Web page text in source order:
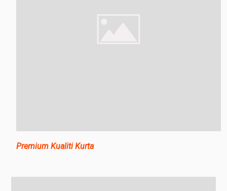
Premium Kualiti Kurta